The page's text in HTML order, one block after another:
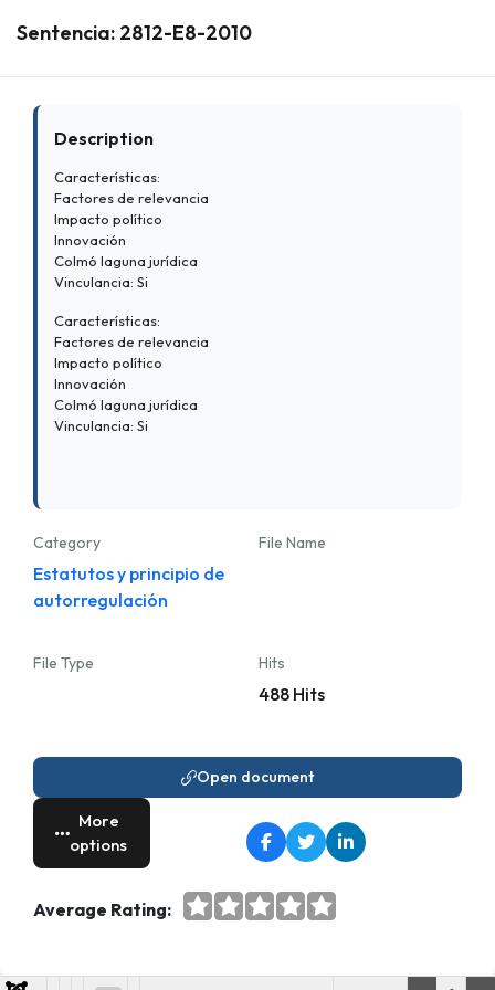
Sentencia: 2812-E8-2010
Description
Características:
Factores de relevancia
Impacto político
Innovación
Colmó laguna jurídica
Vinculancia: Si
Características:
Factores de relevancia
Impacto político
Innovación
Colmó laguna jurídica
Vinculancia: Si
Category
Estatutos y principio de
autorregulación
File Name
File Type Hits
488 Hits
Open document
More
options
Average Rating: